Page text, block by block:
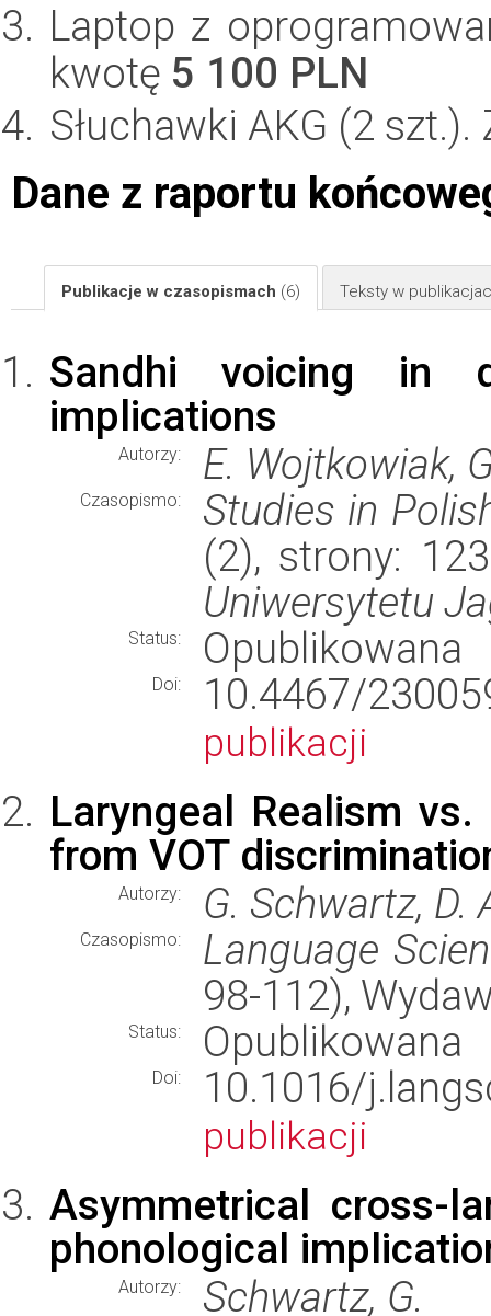
Laptop z
kwotę 5 100 PLN
Słuchawki AKG (2
Dane z raportu
Publikacje w czasopismach (6) Teksty w
Sandhi voicing in
implications
Autorzy: E. Wojtkowiak,
Czasopismo:
Studies in
(2), strony:
Uniwersytetu
Status: Opublikowana
Doi: 10.4467/
publikacji
Laryngeal Realism
from VOT
Autorzy: G. Schwartz, D.
Czasopismo:
Language
98-112),
Status: Opublikowana
Doi: 10.1016/
publikacji
Asymmetrical cross-
phonological
Autorzy: Schwartz, G.